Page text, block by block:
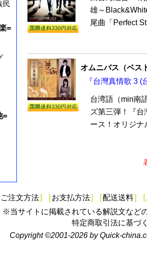
民
=
=
雄～
尾曲「Perfect
オムニバス（ベス
『台灣真情歌 3
台湾語（min南
ズ第三弾！『
ース！オリジナ
ご注文方法] [お支払方法] [配送送料] [
※当サイトに掲載されている解説文など
特定商取引法に基づ
Copyright ©2001-2026 by Quick-